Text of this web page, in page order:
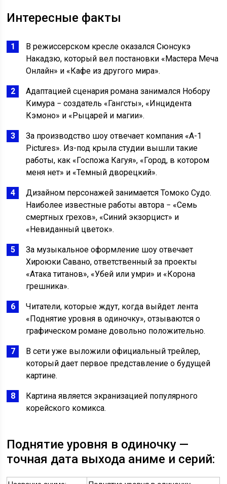
Интересные факты
В режиссерском кресле оказался Сюнсукэ
Накадзю, который вел постановки «Мастера Меча
Онлайн» и «Кафе из другого мира».
Адаптацией сценария романа занимался Нобору
Кимура − создатель «Гангсты», «Инцидента
Кэмоно» и «Рыцарей и магии».
За производство шоу отвечает компания «А-1
Pictures». Из-под крыла студии вышли такие
работы, как «Госпожа Кагуя», «Город, в котором
меня нет» и «Темный дворецкий».
Дизайном персонажей занимается Томоко Судо.
Наиболее известные работы автора − «Семь
смертных грехов», «Синий экзорцист» и
«Невиданный цветок».
За музыкальное оформление шоу отвечает
Хироюки Савано, ответственный за проекты
«Атака титанов», «Убей или умри» и «Корона
грешника».
Читатели, которые ждут, когда выйдет лента
«Поднятие уровня в одиночку», отзываются о
графическом романе довольно положительно.
В сети уже выложили официальный трейлер,
который дает первое представление о будущей
картине.
Картина является экранизацией популярного
корейского комикса.
Поднятие уровня в одиночку —
точная дата выхода аниме и серий: